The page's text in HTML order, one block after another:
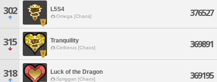
302 L5S4
Omega [Chaos] 376527
315 Tranquility
Cerberus [Chaos] 369891
318 Luck of the Dragon
Spriggan [Chaos] 369195